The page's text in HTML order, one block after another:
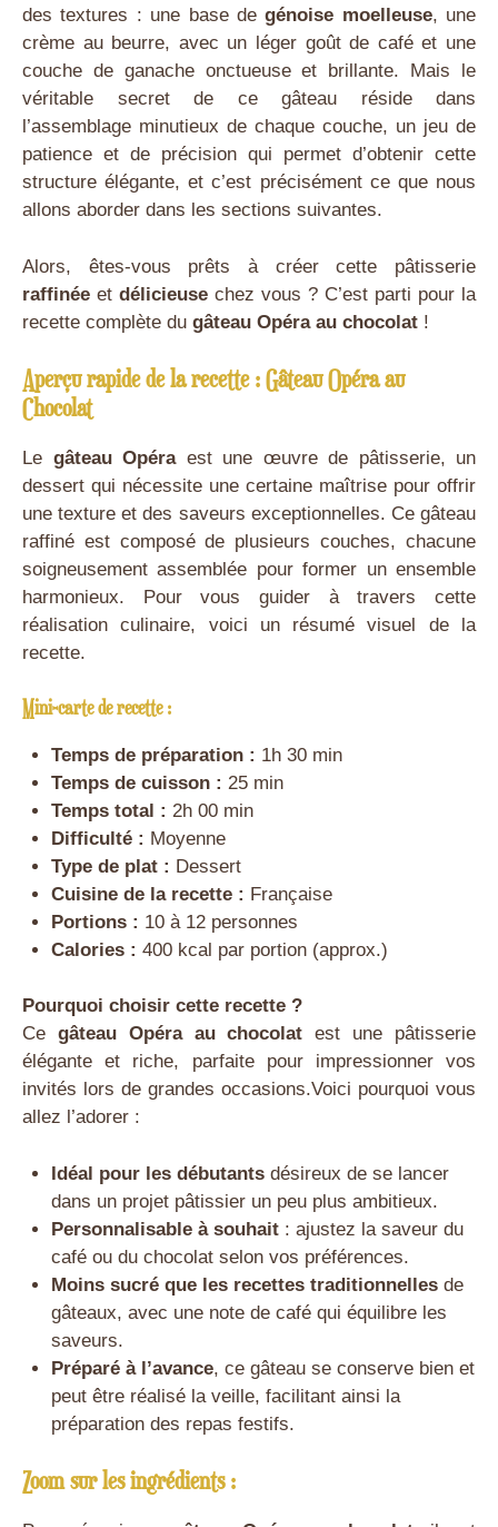
des textures : une base degénoise moelleuse, une
crème au beurre, avec un léger goût de café et une
couche de ganache onctueuse et brillante. Mais le
véritable secret de ce gâteau réside dans
l’assemblage minutieux de chaque couche, un jeu de
patience et de précision qui permet d’obtenir cette
structure élégante, et c’est précisément ce que nous
allons aborder dans les sections suivantes.
Alors, êtes-vous prêts à créer cette pâtisserie
raffinée et délicieuse chez vous ? C’est parti pour la
recette complète du gâteau Opéra au chocolat !
Aperçu rapide de la recette : Gâteau Opéra au
Chocolat
Le gâteau Opéraest une œuvre de pâtisserie, un
dessert qui nécessite une certaine maîtrise pour offrir
une texture et des saveurs exceptionnelles. Ce gâteau
raffiné est composé de plusieurs couches, chacune
soigneusement assemblée pour former un ensemble
harmonieux. Pour vous guider à travers cette
réalisation culinaire, voici un résumé visuel de la
recette.
Mini-carte de recette :
Temps de préparation : 1h 30 min
Temps de cuisson : 25 min
Temps total : 2h 00 min
Difficulté : Moyenne
Type de plat : Dessert
Cuisine de la recette : Française
Portions : 10 à 12 personnes
Calories : 400 kcal par portion (approx.)
Pourquoi choisir cette recette ?
Ce gâteau Opéra au chocolat est une pâtisserie
élégante et riche, parfaite pour impressionner vos
invités lors de grandes occasions.Voici pourquoi vous
allez l’adorer :
Idéal pour les débutantsdésireux de se lancer
dans un projet pâtissier un peu plus ambitieux.
Personnalisable à souhait: ajustez la saveur du
café ou du chocolat selon vos préférences.
Moins sucré que les recettes traditionnellesde
gâteaux, avec une note de café qui équilibre les
saveurs.
Préparé à l’avance, ce gâteau se conserve bien et
peut être réalisé la veille, facilitant ainsi la
préparation des repas festifs.
Zoom sur les ingrédients :